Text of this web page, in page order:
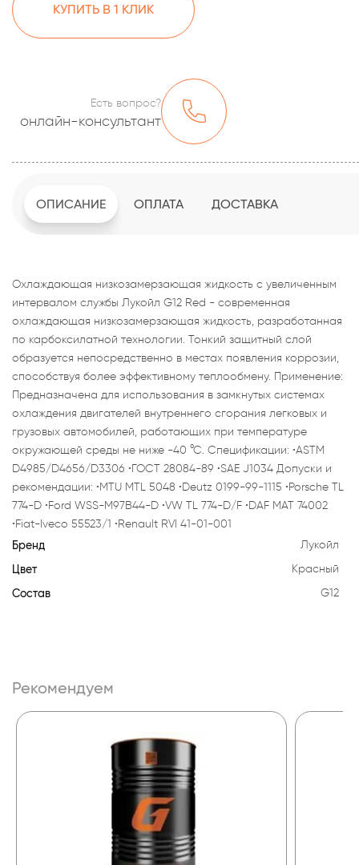
КУПИТЬ В 1 КЛИК
Есть вопрос?
онлайн-консультант
ОПИСАНИЕ ОПЛАТА ДОСТАВКА
Охлаждающая низкозамерзающая жидкость с увеличенным
интервалом службы Лукойл G12 Red - современная
охлаждающая низкозамерзающая жидкость, разработанная
по карбоксилатной технологии. Тонкий защитный слой
образуется непосредственно в местах появления коррозии,
способствуя более эффективному теплообмену. Применение:
Предназначена для использования в замкнутых системах
охлаждения двигателей внутреннего сгорания легковых и
грузовых автомобилей, работающих при температуре
окружающей среды не ниже -40 °С. Спецификации: •ASTM
D4985/D4656/D3306 •ГОСТ 28084-89 •SAE J1034 Допуски и
рекомендации: •MTU MTL 5048 •Deutz 0199-99-1115 •Porsche TL
774-D •Ford WSS-M97B44-D •VW TL 774-D/F •DAF MAT 74002
•Fiat-Iveco 55523/1 •Renault RVI 41-01-001
Бренд Лукойл
Цвет Красный
Состав G12
Рекомендуем